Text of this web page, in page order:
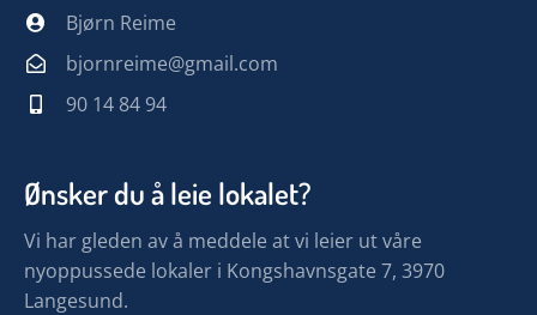
Bjørn Reime
bjornreime@gmail.com
90 14 84 94
Ønsker du å leie lokalet?
Vi har gleden av å meddele at vi leier ut våre
nyoppussede lokaler i Kongshavnsgate 7, 3970
Langesund.